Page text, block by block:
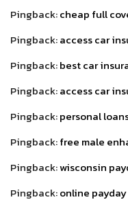
Pingback:cheap full
Pingback:access car
Pingback:best car
Pingback:access car
Pingback:personal
Pingback:free male
Pingback:wisconsin
Pingback:online